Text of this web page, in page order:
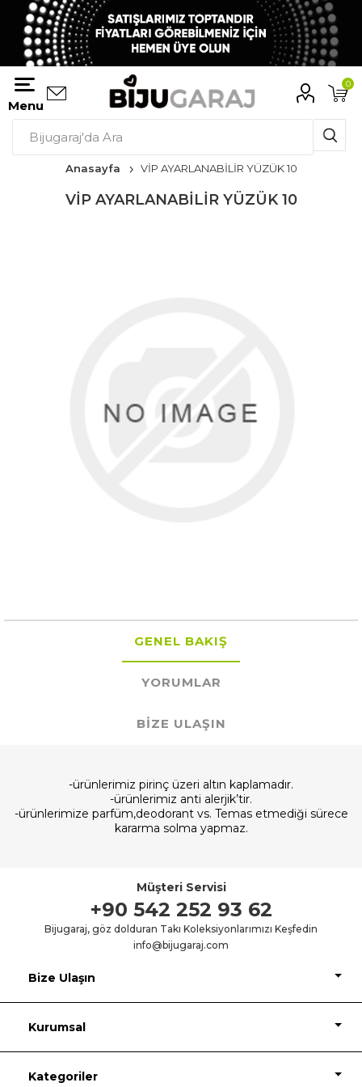
Menu
0
Anasayfa VİP AYARLANABİLİR YÜZÜK 10
VİP AYARLANABİLİR YÜZÜK 10
GENEL BAKIŞ
YORUMLAR
BIZE ULAŞIN
-ürünlerimiz pirinç üzeri altın kaplamadır.
-ürünlerimiz anti alerjik’tir.
-ürünlerimize parfüm,deodorant vs. Temas etmediği sürece
kararma solma yapmaz.
Müşteri Servisi
+90 542 252 93 62
Bijugaraj, göz dolduran Takı Koleksiyonlarımızı Keşfedin
info@bijugaraj.com
Bize Ulaşın
Kurumsal
Kategoriler